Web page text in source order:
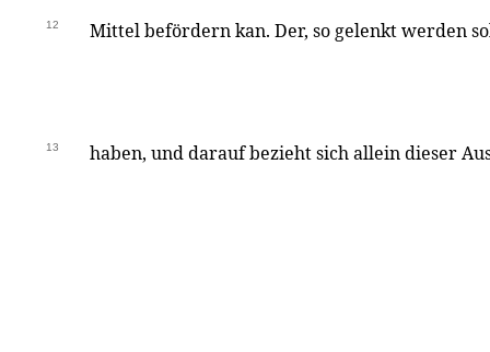
12 Mittel befördern kan. Der, so gelenkt werden
13 haben, und darauf bezieht sich allein dieser